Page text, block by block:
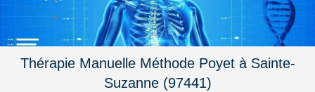
Thérapie Manuelle Méthode Poyet à Sainte-
Suzanne (97441)